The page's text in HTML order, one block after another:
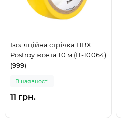
Ізоляційна стрічка ПВХ
Postroy жовта 10 м (IT-10064)
(999)
В наявностi
11 грн.